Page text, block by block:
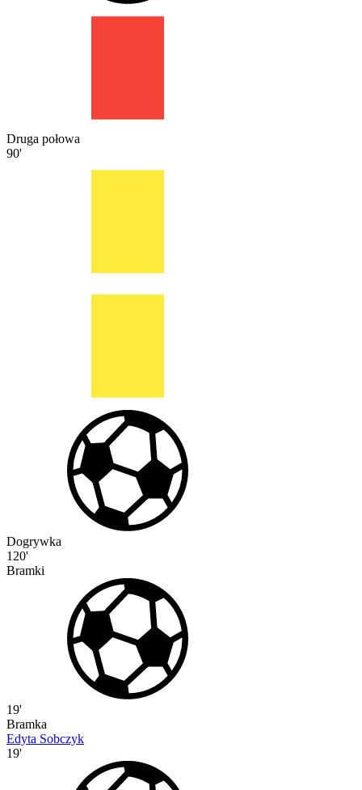
Druga połowa
90'
Dogrywka
120'
Bramki
19'
Bramka
Edyta Sobczyk
19'